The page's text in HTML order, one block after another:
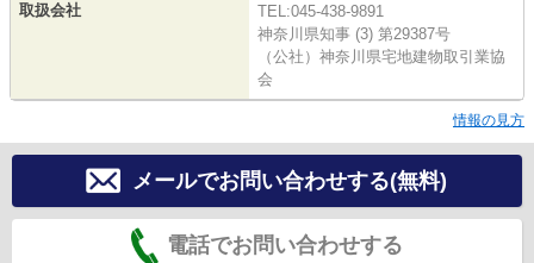
取扱会社
TEL:045-438-9891
神奈川県知事 (3) 第29387号
（公社）神奈川県宅地建物取引業協
会
情報の見方
メールでお問い合わせする(無料)
電話でお問い合わせする